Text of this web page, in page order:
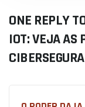
ONE REPLY
IOT: VEJA AS